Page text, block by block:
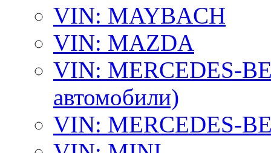
VIN: MAYBACH
VIN: MAZDA
VIN: MERCEDES-
автомобили)
VIN: MERCEDES-